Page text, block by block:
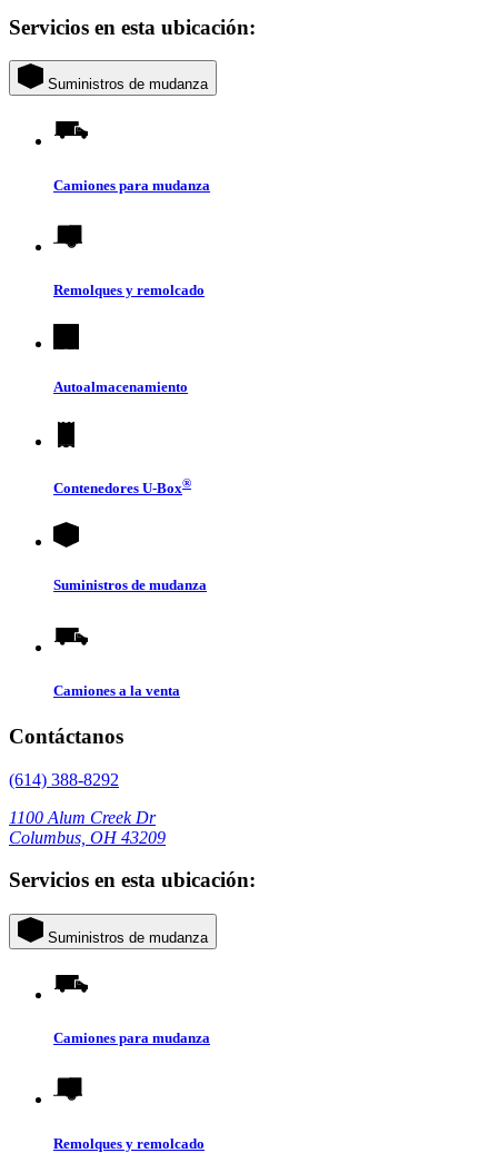
Servicios en esta ubicación:
Suministros de mudanza
Camiones para mudanza
Remolques y remolcado
Autoalmacenamiento
Contenedores U-Box®
Suministros de mudanza
Camiones a la venta
Contáctanos
(614) 388-8292
1100 Alum Creek Dr
Columbus, OH 43209
Servicios en esta ubicación:
Suministros de mudanza
Camiones para mudanza
Remolques y remolcado